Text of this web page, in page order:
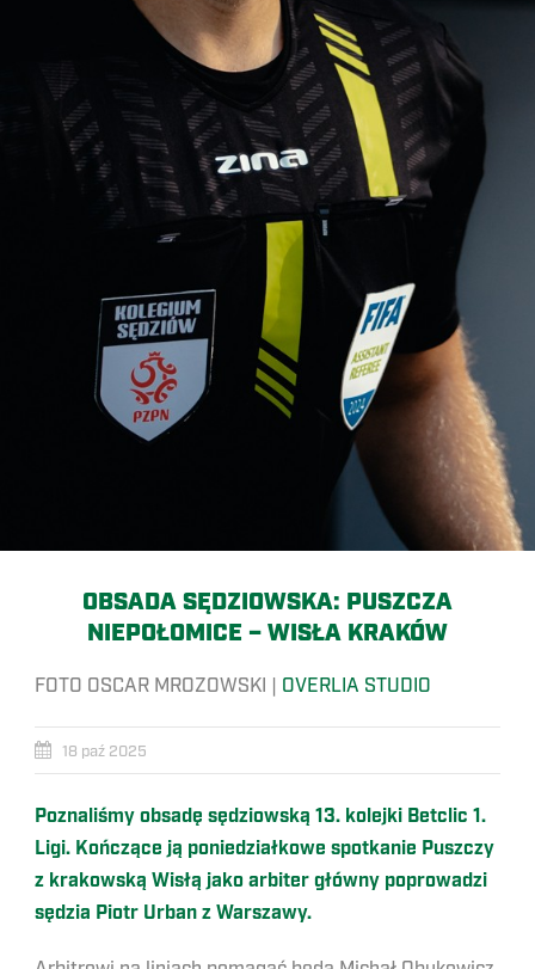
OBSADA SĘDZIOWSKA: PUSZCZA
NIEPOŁOMICE – WISŁA KRAKÓW
FOTO OSCAR MROZOWSKI | OVERLIA STUDIO
18 paź 2025
Poznaliśmy obsadę sędziowską 13. kolejki Betclic 1.
Ligi. Kończące ją poniedziałkowe spotkanie Puszczy
z krakowską Wisłą jako arbiter główny poprowadzi
sędzia Piotr Urban z Warszawy.